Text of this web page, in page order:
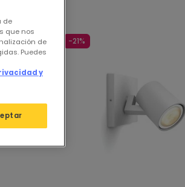
-21%
de
que nos
de
Puedes
y